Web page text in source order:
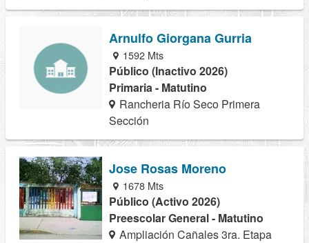
Arnulfo Giorgana Gurria
1592 Mts
Público (Inactivo 2026)
Primaria - Matutino
Rancheria Río Seco Primera
Sección
Jose Rosas Moreno
1678 Mts
Público (Activo 2026)
Preescolar General - Matutino
Ampliación Cañales 3ra. Etapa